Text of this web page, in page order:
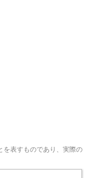
を表すものであり、実際の